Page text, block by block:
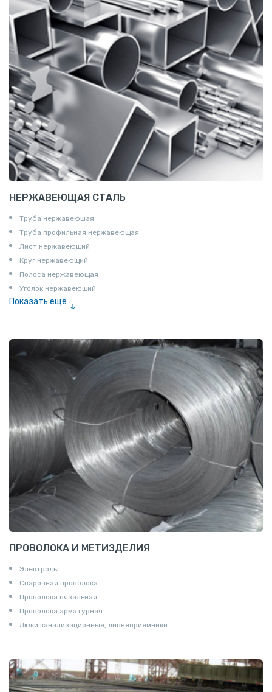
НЕРЖАВЕЮЩАЯ СТАЛЬ
Труба нержавеюшая
Труба профильная нержавеющая
Лист нержавеющий
Круг нержавеющий
Полоса нержавеющая
Уголок нержавеющий
Показать ещё
ПРОВОЛОКА И МЕТИЗДЕЛИЯ
Электроды
Сварочная проволока
Проволока вязальная
Проволока арматурная
Люки канализационные, ливнеприемники